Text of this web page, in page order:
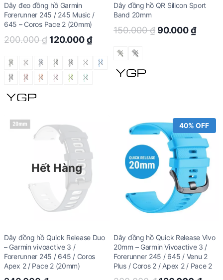
Dây đeo đồng hồ Garmin
Forerunner 245 / 245 Music /
645 – Coros Pace 2 (20mm)
200.000₫ Original
was:
200.000 ₫.
120.000₫Current
is:
Dây đồng hồ QR Silicon Sport
Band 20mm
150.000₫ Original
90.000₫
Hết Hàng
Dây đồng hồ Quick Release Duo
– Garmin vivoactive 3 /
Forerunner 245 / 645 / Coros
Apex 2 / Pace 2 (20mm)
40% OFF
Dây đồng hồ Quick Release Vivo
20mm – Garmin Vivoactive 3 /
Forerunner 245 / 645 / Venu 2
Plus / Coros 2 / Apex 2 / Pace 2